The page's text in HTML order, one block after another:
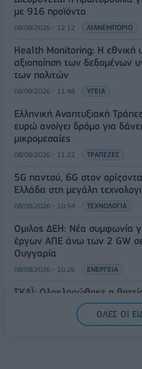
με 916 προϊόντα
08/08/2026 - 12:12 ΛΙΑΝΕΜΠΟΡΙΟ
Health Monitoring: Η εθνική
αξιοποίηση των δεδομένων
των πολιτών
08/08/2026 - 11:48 ΥΓΕΙΑ
Ελληνική Αναπτυξιακή
ευρώ ανοίγει δρόμο για
μικρομεσαίες
08/08/2026 - 11:22 ΤΡΑΠΕΖΕΣ
5G παντού, 6G στον
Ελλάδα στη μεγάλη
08/08/2026 - 10:54 ΤΕΧΝΟΛΟΓΙΑ
Όμιλος ΔΕΗ: Νέα συμφωνία
έργων ΑΠΕ άνω των 2 GW
Ουγγαρία
08/08/2026 - 10:26 ΕΝΕΡΓΕΙΑ
ΣΚΑΪ: Ολοκληρώθηκε η
Δημητριάδη - Ο Γιάννης
ΟΛΕΣ ΟΙ